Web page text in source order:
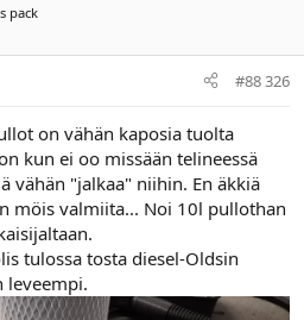
pack
#88 326
on vähän kaposia tuolta
kun ei oo missään telineessä
vähän "jalkaa" niihin. En äkkiä
möis valmiita... Noi 10l pullothan
tulossa tosta diesel-Oldsin
leveempi.